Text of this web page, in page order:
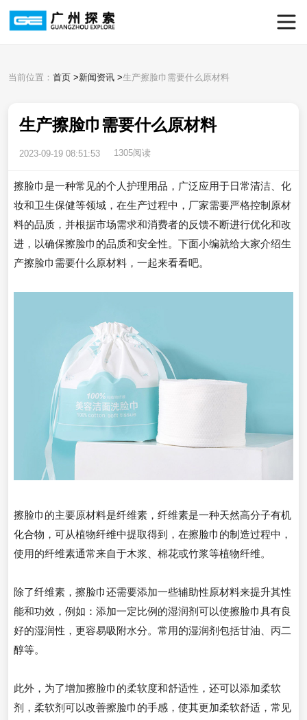
当前位置： 首页 >新闻资讯 >生产擦脸巾需要什么原材料
生产擦脸巾需要什么原材料
2023-09-19 08:51:53 1305阅读
擦脸巾是一种常见的个人护理用品，广泛应用于日常清洁、化
妆和卫生保健等领域，在生产过程中，厂家需要严格控制原材
料的品质，并根据市场需求和消费者的反馈不断进行优化和改
进，以确保擦脸巾的品质和安全性。下面小编就给大家介绍生
产擦脸巾需要什么原材料，一起来看看吧。
擦脸巾的主要原材料是纤维素，纤维素是一种天然高分子有机
化合物，可从植物纤维中提取得到，在擦脸巾的制造过程中，
使用的纤维素通常来自于木浆、棉花或竹浆等植物纤维。
除了纤维素，擦脸巾还需要添加一些辅助性原材料来提升其性
能和功效，例如：添加一定比例的湿润剂可以使擦脸巾具有良
好的湿润性，更容易吸附水分。常用的湿润剂包括甘油、丙二
醇等。
此外，为了增加擦脸巾的柔软度和舒适性，还可以添加柔软
剂，柔软剂可以改善擦脸巾的手感，使其更加柔软舒适，常见